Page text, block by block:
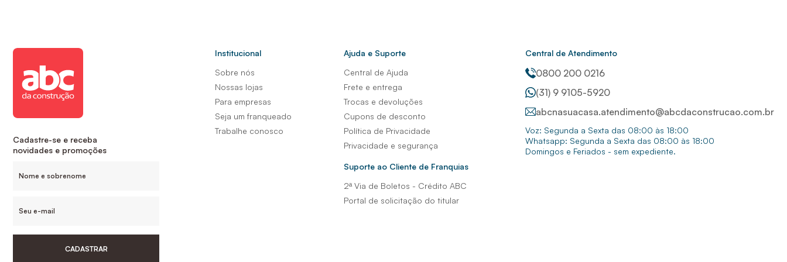
Cadastre-se e receba
novidades e promoções
CADASTRAR
Institucional
Sobre nós
Nossas lojas
Para empresas
Seja um franqueado
Trabalhe conosco
Ajuda e Suporte
Central de Ajuda
Frete e entrega
Trocas e devoluções
Cupons de desconto
Política de Privacidade
Privacidade e segurança
Suporte ao Cliente de Franquias
2ª Via de Boletos - Crédito ABC
Portal de solicitação do titular
Central de Atendimento
0800 200 0216
(31) 9 9105-5920
abcnasuacasa.atendimento@abcdaconstrucao.com.br
Voz: Segunda a Sexta das 08:00 às 18:00
Whatsapp: Segunda a Sexta das 08:00 às 18:00
Domingos e Feriados - sem expediente.